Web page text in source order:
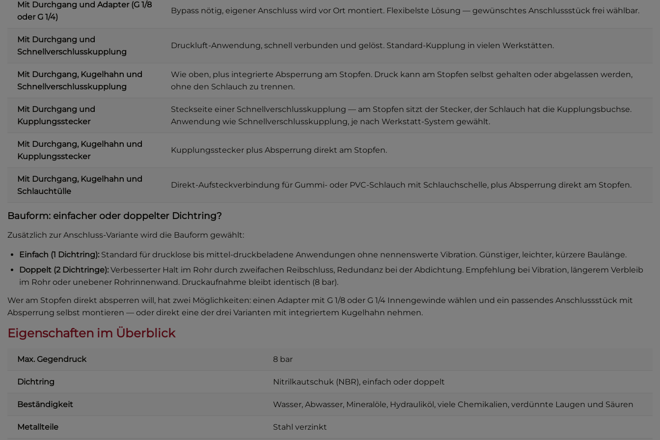
Mit Durchgang und Adapter (G 1/8
oder G 1/4)
Bypass nötig, eigener Anschluss wird vor Ort montiert. Flexibelste Lösung — gewünschtes Anschlussstück frei wählbar.
Mit Durchgang und
Schnellverschlusskupplung
Druckluft-Anwendung, schnell verbunden und gelöst. Standard-Kupplung in vielen Werkstätten.
Mit Durchgang, Kugelhahn und
Schnellverschlusskupplung
Wie oben, plus integrierte Absperrung am Stopfen. Druck kann am Stopfen selbst gehalten oder abgelassen werden,
ohne den Schlauch zu trennen.
Mit Durchgang und
Kupplungsstecker
Steckseite einer Schnellverschlusskupplung — am Stopfen sitzt der Stecker, der Schlauch hat die Kupplungsbuchse.
Anwendung wie Schnellverschlusskupplung, je nach Werkstatt-System gewählt.
Mit Durchgang, Kugelhahn und
Kupplungsstecker
Kupplungsstecker plus Absperrung direkt am Stopfen.
Mit Durchgang, Kugelhahn und
Schlauchtülle
Direkt-Aufsteckverbindung für Gummi- oder PVC-Schlauch mit Schlauchschelle, plus Absperrung direkt am Stopfen.
Bauform: einfacher oder doppelter Dichtring?
Zusätzlich zur Anschluss-Variante wird die Bauform gewählt:
Einfach (1 Dichtring): Standard für drucklose bis mittel-druckbeladene Anwendungen ohne nennenswerte Vibration. Günstiger, leichter, kürzere Baulänge.
Doppelt (2 Dichtringe): Verbesserter Halt im Rohr durch zweifachen Reibschluss, Redundanz bei der Abdichtung. Empfehlung bei Vibration, längerem Verbleib
im Rohr oder unebener Rohrinnenwand. Druckaufnahme bleibt identisch (8 bar).
Wer am Stopfen direkt absperren will, hat zwei Möglichkeiten: einen Adapter mit G 1/8 oder G 1/4 Innengewinde wählen und ein passendes Anschlussstück mit
Absperrung selbst montieren — oder direkt eine der drei Varianten mit integriertem Kugelhahn nehmen.
Eigenschaften im Überblick
Max. Gegendruck 8 bar
Dichtring Nitrilkautschuk (NBR), einfach oder doppelt
Beständigkeit Wasser, Abwasser, Mineralöle, Hydrauliköl, viele Chemikalien, verdünnte Laugen und Säuren
Metallteile Stahl verzinkt